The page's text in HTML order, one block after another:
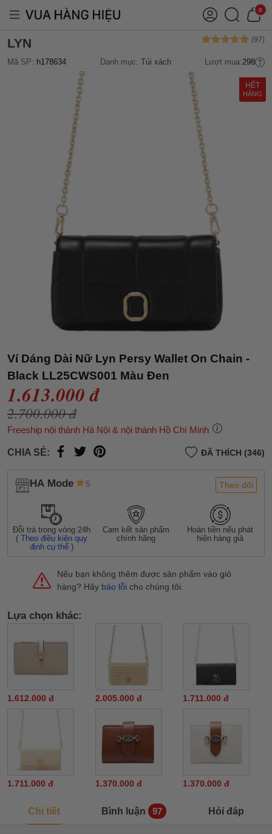
0
LYN
Mã SP: h178634 Danh mục: Túi xách Lượt mua:298
HẾT
HÀNG
Ví Dáng Dài Nữ Lyn Persy Wallet On Chain -
Black LL25CWS001 Màu Đen
1.613.000 đ
2.700.000 đ
Freeship nội thành Hà Nội & nội thành Hồ Chí Minh
CHIA SẺ: ĐÃ THÍCH (346)
HA Mode 5 Theo dõi
Đỗi trả trong vòng 24h
(Theo điều kiện quy
định cụ thể )
Cam kết sản phẩm
chính hãng
Hoàn tiền nếu phát
hiện hàng giả
Nếu bạn không thêm được sản phẩm vào giỏ
hàng? Hãy báo lỗi cho chúng tôi.
Lựa chọn khác:
1.612.000 đ 2.005.000 đ 1.711.000 đ
1.711.000 đ 1.370.000 đ 1.370.000 đ
Chi tiết Bình luận 97 Hỏi đáp